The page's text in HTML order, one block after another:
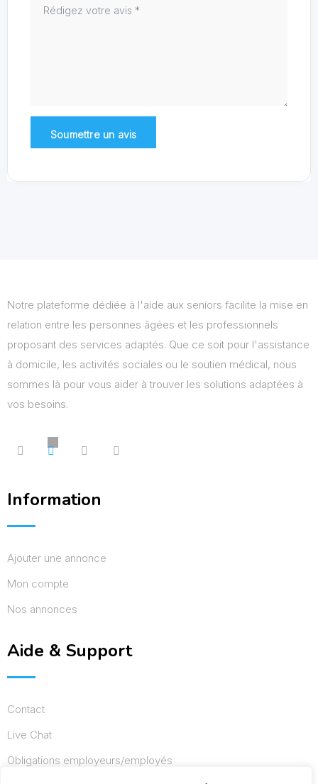
Notre plateforme dédiée à l'aide aux seniors facilite la mise en
relation entre les personnes âgées et les professionnels
proposant des services adaptés. Que ce soit pour l'assistance
à domicile, les activités sociales ou le soutien médical, nous
sommes là pour vous aider à trouver les solutions adaptées à
vos besoins.
Information
Ajouter une annonce
Mon compte
Nos annonces
Aide & Support
Contact
Live Chat
Obligations employeurs/employés